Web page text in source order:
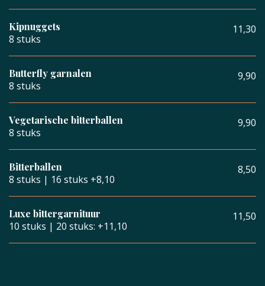
Kipnuggets 11,30
8 stuks
Butterfly garnalen 9,90
8 stuks
Vegetarische bitterballen 9,90
8 stuks
Bitterballen 8,50
8 stuks | 16 stuks +8,10
Luxe bittergarnituur 11,50
10 stuks | 20 stuks: +11,10